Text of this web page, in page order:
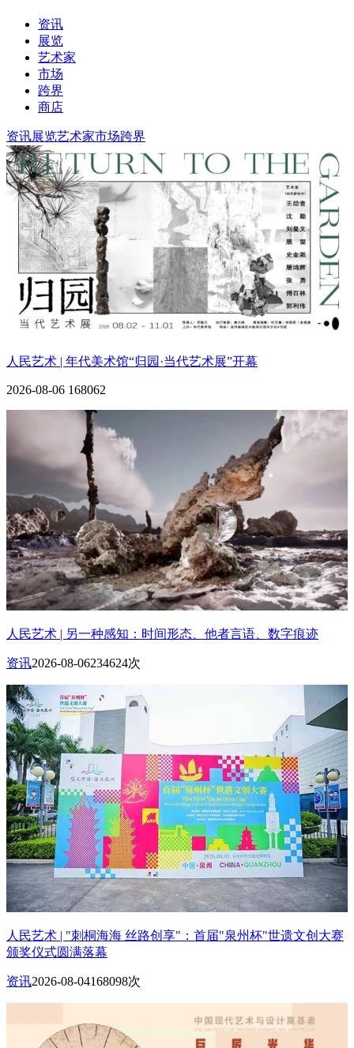
资讯
展览
艺术家
市场
跨界
商店
资讯展览艺术家市场跨界
人民艺术 | 年代美术馆“归园·当代艺术展”开幕
2026-08-06 168062
人民艺术 | 另一种感知：时间形态、他者言语、数字痕迹
资讯2026-08-06234624次
人民艺术 | "刺桐海海 丝路创享"：首届"泉州杯"世遗文创大赛
颁奖仪式圆满落幕
资讯2026-08-04168098次